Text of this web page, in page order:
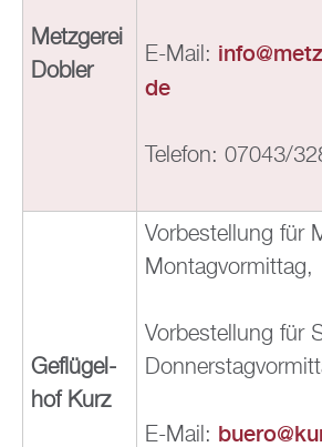
Metz­ge­rei
Do­bler
E-Mail:
de
Te­le­fon: 07043/
Ge­flü­gel­
hof Kurz
Vor­be­stel­lung für
Mon­tag­vor­mit­tag,
Vor­be­stel­lung für
E-Mail: